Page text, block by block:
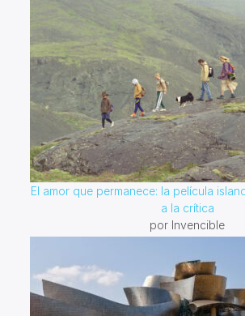
El amor que permanece: la película
a la crítica
por Invencible